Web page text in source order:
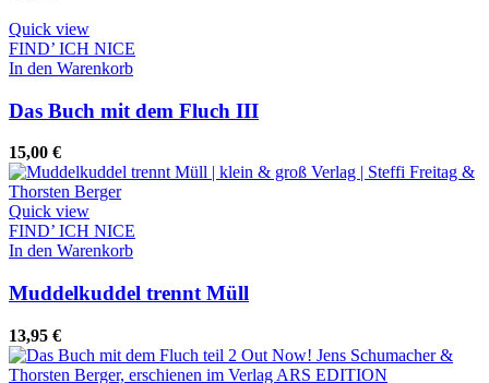
Quick view
FIND’ ICH NICE
In den Warenkorb
Das Buch mit dem Fluch III
15,00 €
Quick view
FIND’ ICH NICE
In den Warenkorb
Muddelkuddel trennt Müll
13,95 €